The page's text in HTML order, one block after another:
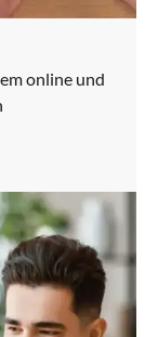
online und